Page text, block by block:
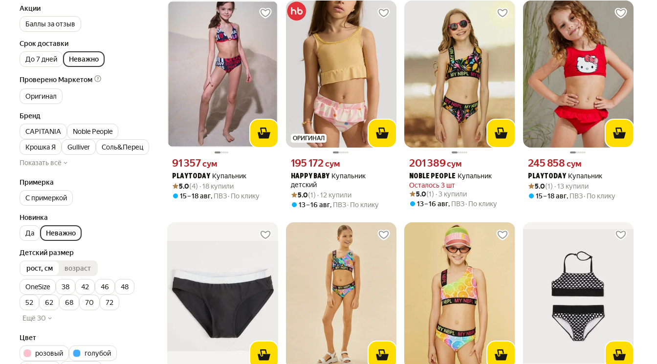
Акции
Баллы за отзыв
Срок доставки
До 7 дней
Неважно
Проверено Маркетом
Оригинал
Бренд
CAPITANIA
Noble People
Крошка Я
Gulliver
Соль&Перец
Показать всё
Примерка
С примеркой
Новинка
Да
Неважно
Детский размер
рост, см
возраст
OneSize 38 42 46
48
52
62 68 70
72
Ещё 30
Цвет
розовый
голубой
PLAYTODAY Купальник
Цена 91357 сум вместо
91 357сум
Рейтинг товара: 5.0 из 5
Оценок: (4) · 18 купили
5.0(4) · 18 купили
15 – 18 авг, ПВЗ По клику
ОРИГИНАЛ
HAPPY BABY Купальник
детский
Цена 195172 сум вместо
195 172 сум
Рейтинг товара: 5.0 из 5
Оценок: (1) · 12 купили
5.0(1) · 12 купили
13 – 16 авг, ПВЗ По клику
NOBLE PEOPLE Купальник
Осталось 3 шт
Цена 201389 сум вместо
201 389сум
Рейтинг товара: 5.0 из 5
Оценок: (1) · 3 купили
5.0(1) · 3 купили
13 – 16 авг, ПВЗ По клику
PLAYTODAY Купальник
Цена 245858 сум вместо
245 858 сум
Рейтинг товара: 5.0 из 5
Оценок: (1) · 13 купили
5.0(1) · 13 купили
15 – 18 авг, ПВЗ По клику